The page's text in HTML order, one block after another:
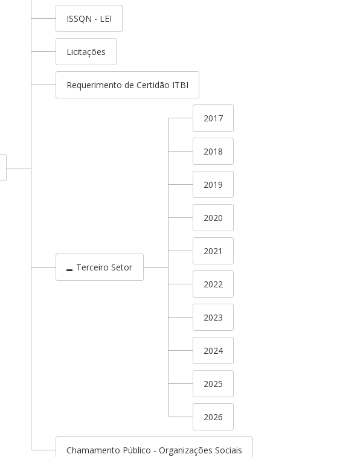
ISSQN - LEI
Licitações
Requerimento de Certidão ITBI
Terceiro Setor
2017
2018
2019
2020
2021
2022
2023
2024
2025
2026
Chamamento Público - Organizações Sociais